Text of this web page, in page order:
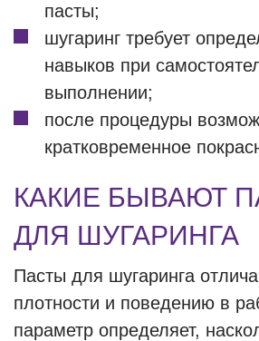
пасты;
шугаринг требует
навыков при
выполнении;
после процедуры
кратковременное
КАКИЕ БЫВАЮТ
ДЛЯ ШУГАРИНГА
Пасты для шугаринга
плотности и поведению в
параметр определяет,